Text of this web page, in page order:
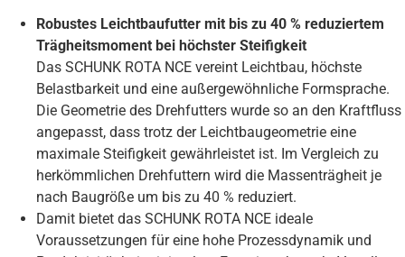
Robustes Leichtbaufutter mit bis zu 40 % reduziertem
Trägheitsmoment bei höchster Steifigkeit
Das SCHUNK ROTA NCE vereint Leichtbau, höchste
Belastbarkeit und eine außergewöhnliche Formsprache.
Die Geometrie des Drehfutters wurde so an den Kraftfluss
angepasst, dass trotz der Leichtbaugeometrie eine
maximale Steifigkeit gewährleistet ist. Im Vergleich zu
herkömmlichen Drehfuttern wird die Massenträgheit je
nach Baugröße um bis zu 40 % reduziert.
Damit bietet das SCHUNK ROTA NCE ideale
Voraussetzungen für eine hohe Prozessdynamik und